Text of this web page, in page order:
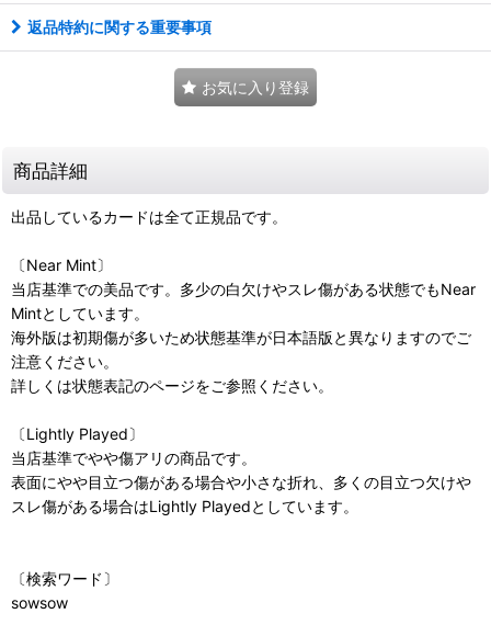
返品特約に関する重要事項
お気に入り登録
商品詳細
出品しているカードは全て正規品です。
〔Near Mint〕
当店基準での美品です。多少の白欠けやスレ傷がある状態でもNear
Mintとしています。
海外版は初期傷が多いため状態基準が日本語版と異なりますのでご
注意ください。
詳しくは状態表記のページをご参照ください。
〔Lightly Played〕
当店基準でやや傷アリの商品です。
表面にやや目立つ傷がある場合や小さな折れ、多くの目立つ欠けや
スレ傷がある場合はLightly Playedとしています。
〔検索ワード〕
sowsow